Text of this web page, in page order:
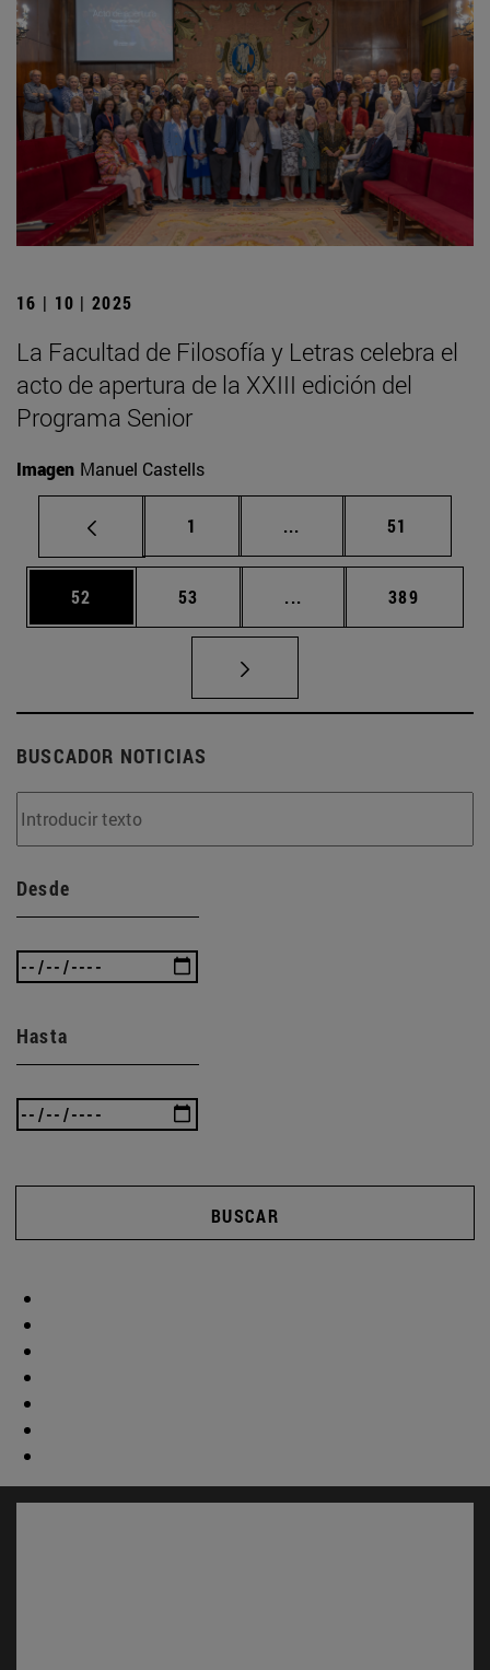
16 | 10 | 2025
La Facultad de Filosofía y Letras celebra el
acto de apertura de la XXIII edición del
Programa Senior
Imagen Manuel Castells
Página
1 ... Páginas intermedias
Página
51
Página
52 Página
53 ... Páginas intermedias
Página
389
BUSCADOR NOTICIAS
Desde
Hasta
BUSCAR